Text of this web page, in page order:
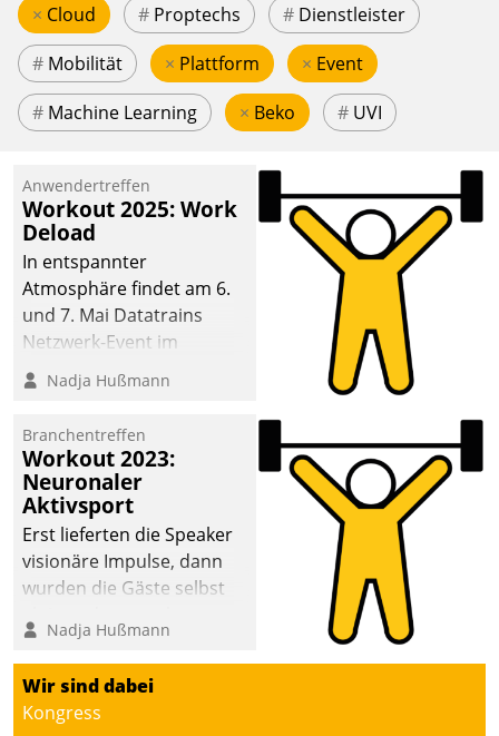
× Cloud # Proptechs # Dienstleister
# Mobilität × Plattform × Event
# Machine Learning × Beko # UVI
Anwendertreffen
Workout 2025: Work
Deload
In entspannter
Atmosphäre findet am 6.
und 7. Mai Datatrains
Netzwerk-Event im
Kunden- und Partnerkreis
statt. Zentrale Frage: Wie
Mammutprojekte
meistern und Workloads
wuppen – bei zunehmend
anspruchsvollen
Aufgaben und
abnehmendem
Nadja Hußmann
Branchentreffen
Workout 2023:
Neuronaler
Aktivsport
Erst lieferten die Speaker
visionäre Impulse, dann
wurden die Gäste selbst
methodisch
Vernetzungsideen fürs
Quartier. Dazwischen
zeigte Datatrain, was es
Nadja Hußmann
Wir sind dabei
Kongress